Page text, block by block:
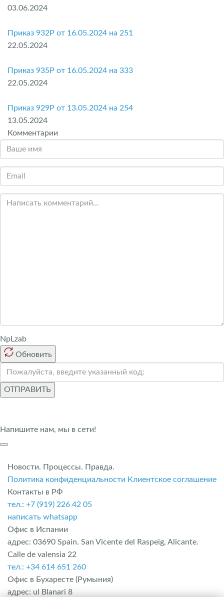
03.06.2024
Приказ 932P от 16.05.2024 на 251
22.05.2024
Приказ 935P от 16.05.2024 на 333
22.05.2024
Приказ 929P от 13.05.2024 на 254
13.05.2024
Комментарии
NpLzab
Обновить
ОТПРАВИТЬ
Напишите нам, мы в сети!
Новости. Процессы. Правда.
Политика конфиденциальности Клиентское соглашение
Контакты в РФ
тел.: +7 (919) 226 42 05
написать whatsapp
Офис в Испании
адрес: 03690 Spain. San Vicente del Raspeig, Alicante.
Calle de valensia 22
тел.: +34 614 651 260
Офис в Бухаресте (Румыния)
адрес: ul Blanari 8